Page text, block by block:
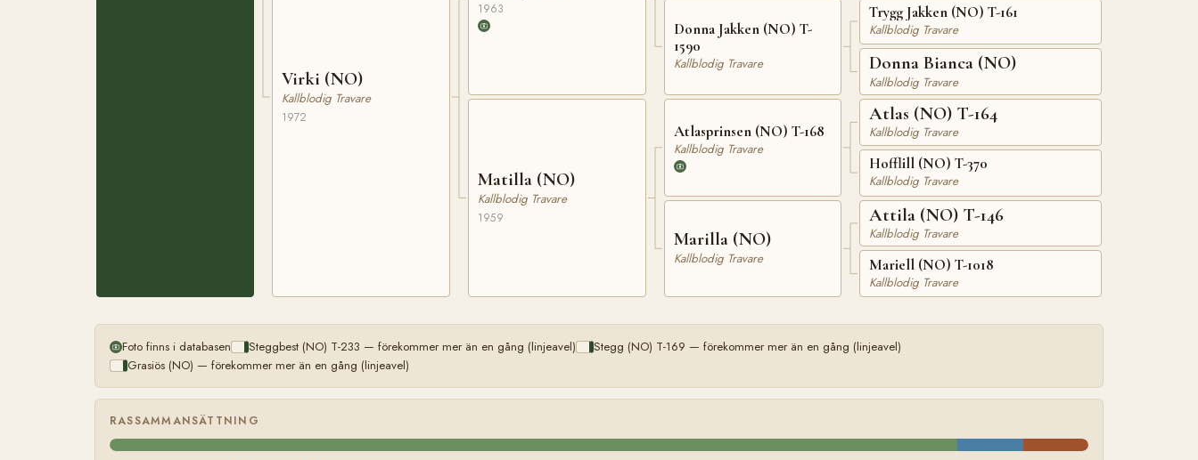
Virki (NO)
Kallblodig Travare
1972
1963
Matilla (NO)
Kallblodig Travare
1959
Donna Jakken (NO) T-
1590
Kallblodig Travare
Atlasprinsen (NO) T-168
Kallblodig Travare
Marilla (NO)
Kallblodig Travare
Trygg Jakken (NO) T-161
Kallblodig Travare
Donna Bianca (NO)
Kallblodig Travare
Atlas (NO) T-164
Kallblodig Travare
Hofflill (NO) T-370
Kallblodig Travare
Attila (NO) T-146
Kallblodig Travare
Mariell (NO) T-1018
Kallblodig Travare
Foto finns i databasen Steggbest (NO) T-233 — förekommer mer än en gång (linjeavel)
Stegg (NO) T-169 — förekommer mer än en gång (linjeavel)
Grasiös (NO) — förekommer mer än en gång (linjeavel)
RASSAMMANSÄTTNING